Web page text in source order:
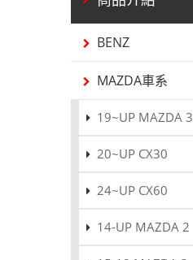
BENZ
MAZDA車系
19~UP MAZDA 3
20~UP CX30
24~UP CX60
14-UP MAZDA 2